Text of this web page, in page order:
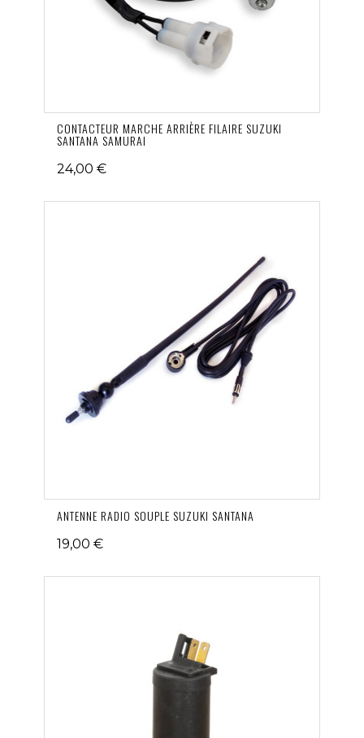
CONTACTEUR MARCHE ARRIÈRE FILAIRE SUZUKI
SANTANA SAMURAI
24,00 €
ANTENNE RADIO SOUPLE SUZUKI SANTANA
19,00 €